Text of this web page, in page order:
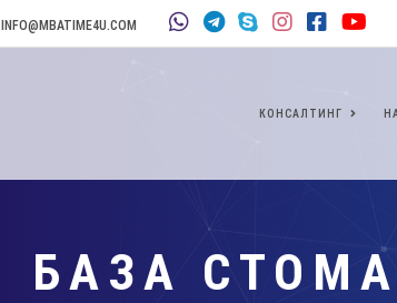
INFO@MBATIME4U.COM
КОНСАЛТИНГ
БАЗА